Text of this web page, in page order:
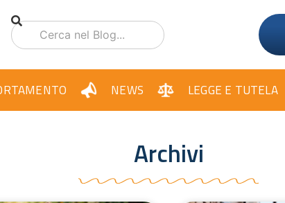
NEWS LEGGE E TUTELA
Archivi